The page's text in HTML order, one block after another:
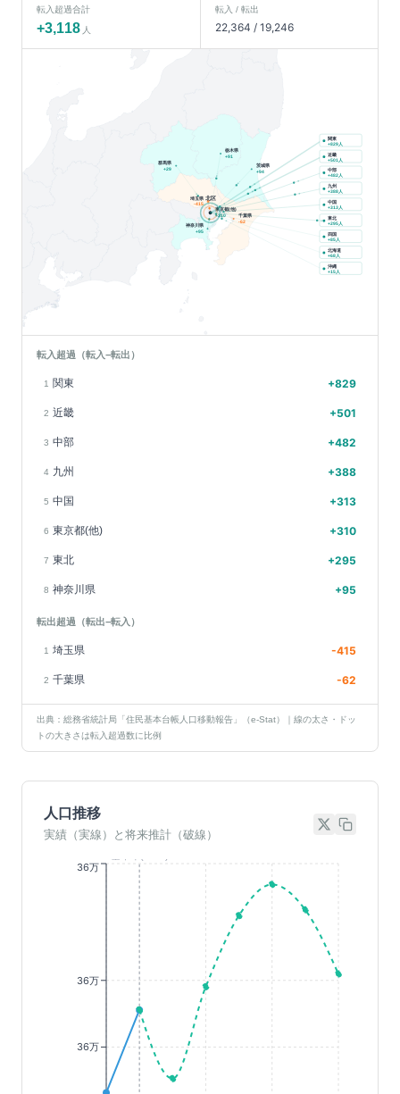
転入超過合計
+3,118 人
転入 / 転出
22,364 / 19,246
東京都(他)
+310
神奈川県
+95
茨城県
+94
栃木県
+91
群馬県
+29
千葉県
-62
埼玉県
-415
北区
関東
+829人
近畿
+501人
中部
+482人
九州
+388人
中国
+313人
東北
+295人
四国
+85人
北海道
+68人
沖縄
+15人
転入超過（転入−転出）
1 関東 +829
2 近畿 +501
3 中部 +482
4 九州 +388
5 中国 +313
6 東京都(他) +310
7 東北 +295
8 神奈川県 +95
転出超過（転出−転入）
1 埼玉県 -415
2 千葉県 -62
出典：総務省統計局「住民基本台帳人口移動報告」（e-Stat）｜線の太さ・ドッ
トの大きさは転入超過数に比例
人口推移
実績（実線）と将来推計（破線）
36万
36万
36万